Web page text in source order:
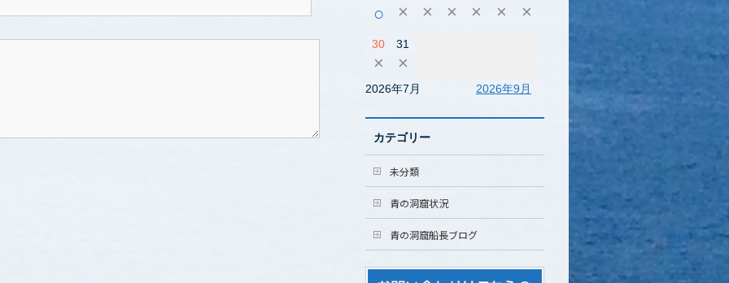
○ × × × × × ×
30
×
31
×
2026年7月 2026年9月
カテゴリー
未分類
青の洞窟状況
青の洞窟船長ブログ